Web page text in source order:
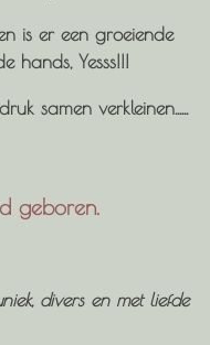
is er een groeiende
hands, Yesss!!!
samen verkleinen......
geboren.
divers en met liefde